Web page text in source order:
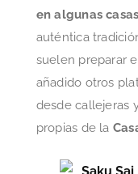
en algunas
auténtica
suelen preparar
añadido otros
desde callejeras
propias de la